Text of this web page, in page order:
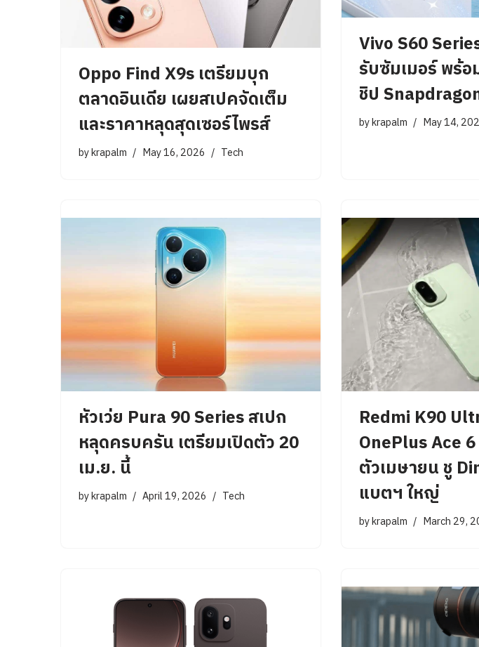
Oppo Find X9s เตรียมบุก
ตลาดอินเดีย เผยสเปคจัดเต็ม
และราคาหลุดสุดเซอร์ไพรส์
bykrapalm May 16, 2026 Tech
Vivo S60
รับซัมเมอร์ พร้อ
ชิป
bykrapalm May 14,
หัวเว่ย Pura 90 Series สเปก
หลุดครบครัน เตรียมเปิดตัว 20
เม.ย. นี้
bykrapalm April 19, 2026 Tech
Redmi K90
OnePlus Ace
ตัวเมษายน ชู
แบตฯ ใหญ่
bykrapalm March 29,